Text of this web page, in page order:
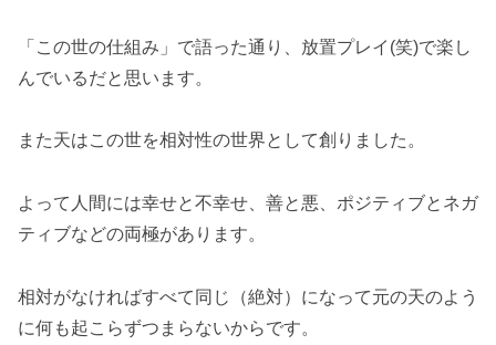
「この世の仕組み」で語った通り、放置プレイ(笑)で楽し
んでいるだと思います。
また天はこの世を相対性の世界として創りました。
よって人間には幸せと不幸せ、善と悪、ポジティブとネガ
ティブなどの両極があります。
相対がなければすべて同じ（絶対）になって元の天のよう
に何も起こらずつまらないからです。